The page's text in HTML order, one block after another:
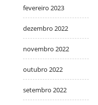
fevereiro 2023
dezembro 2022
novembro 2022
outubro 2022
setembro 2022